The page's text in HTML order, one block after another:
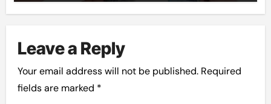
Leave a Reply
Your email address will not be published. Required
fields are marked *